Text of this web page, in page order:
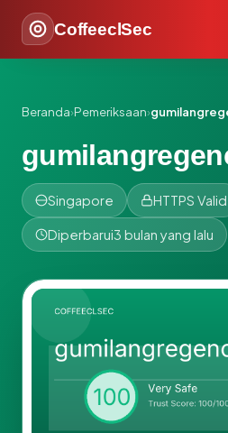
CoffeeclSec
Beranda›Pemeriksaan›
Singapore HTTPS Valid
Diperbarui3 bulan yang lalu